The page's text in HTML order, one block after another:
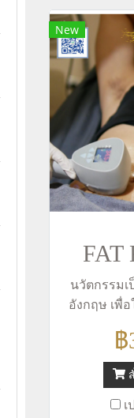
New
FAT
นวัตกรรมเ
อังกฤษ เพื่อ
การเกิดใหม่
นำเทค
Continuous
กับ
฿
เ